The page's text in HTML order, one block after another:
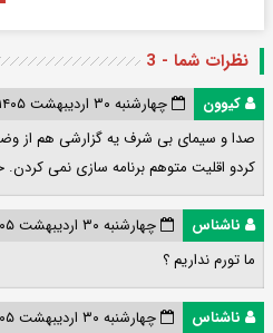
نظرات شما - 3
کیوون
چهارشنبه ۳۰ اردیبهشت ۱۴۰۵ ۱۶:۱۷:۴۳
صدا و سیمای بی شرف یه گزارشی هم از
کردو اقلیت متوهم برنامه سازی نمی
ناشناس
چهارشنبه ۳۰ اردیبهشت ۱۴۰۵ ۱۷:۲۶:۳۸
ما تورم نداریم ؟
ناشناس
چهارشنبه ۳۰ اردیبهشت ۱۴۰۵ ۲۲:۲۴:۵۳